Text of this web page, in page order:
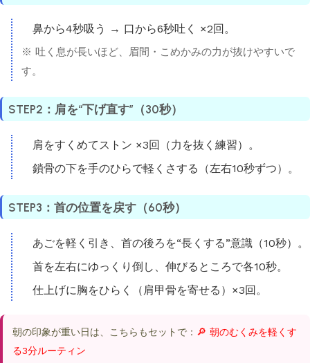
鼻から4秒吸う → 口から6秒吐く ×2回。
※ 吐く息が長いほど、眉間・こめかみの力が抜けやすいで
す。
STEP2：肩を“下げ直す”（30秒）
肩をすくめてストン ×3回（力を抜く練習）。
鎖骨の下を手のひらで軽くさする（左右10秒ずつ）。
STEP3：首の位置を戻す（60秒）
あごを軽く引き、首の後ろを“長くする”意識（10秒）。
首を左右にゆっくり倒し、伸びるところで各10秒。
仕上げに胸をひらく（肩甲骨を寄せる）×3回。
朝の印象が重い日は、こちらもセットで： 🔎 朝のむくみを軽くす
る3分ルーティン